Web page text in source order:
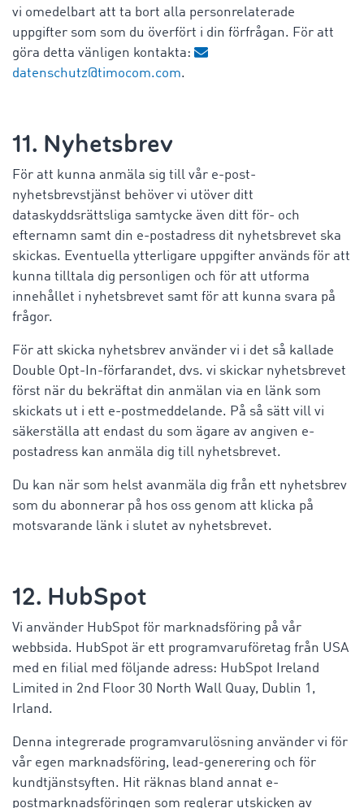
vi omedelbart att ta bort alla personrelaterade
uppgifter som som du överfört i din förfrågan. För att
göra detta vänligen kontakta:
datenschutz@timocom.com.
11. Nyhetsbrev
För att kunna anmäla sig till vår e-post-
nyhetsbrevstjänst behöver vi utöver ditt
dataskyddsrättsliga samtycke även ditt för- och
efternamn samt din e-postadress dit nyhetsbrevet ska
skickas. Eventuella ytterligare uppgifter används för att
kunna tilltala dig personligen och för att utforma
innehållet i nyhetsbrevet samt för att kunna svara på
frågor.
För att skicka nyhetsbrev använder vi i det så kallade
Double Opt-In-förfarandet, dvs. vi skickar nyhetsbrevet
först när du bekräftat din anmälan via en länk som
skickats ut i ett e-postmeddelande. På så sätt vill vi
säkerställa att endast du som ägare av angiven e-
postadress kan anmäla dig till nyhetsbrevet.
Du kan när som helst avanmäla dig från ett nyhetsbrev
som du abonnerar på hos oss genom att klicka på
motsvarande länk i slutet av nyhetsbrevet.
12. HubSpot
Vi använder HubSpot för marknadsföring på vår
webbsida. HubSpot är ett programvaruföretag från USA
med en filial med följande adress: HubSpot Ireland
Limited in 2nd Floor 30 North Wall Quay, Dublin 1,
Irland.
Denna integrerade programvarulösning använder vi för
vår egen marknadsföring, lead-generering och för
kundtjänstsyften. Hit räknas bland annat e-
postmarknadsföringen som reglerar utskicken av